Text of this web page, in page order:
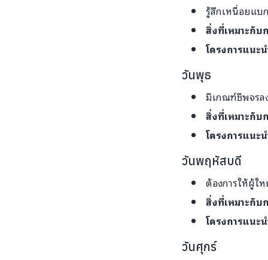
รู้สึกเหนื่อยแ
สิ่งที่เหมาะกับ
โครงการแนะ
วันพุธ
มีเกณฑ์ชีพจรล
สิ่งที่เหมาะกับ
โครงการแนะ
วันพฤหัสบดี
ต้องการให้ผู้ใ
สิ่งที่เหมาะกับ
โครงการแนะ
วันศุกร์